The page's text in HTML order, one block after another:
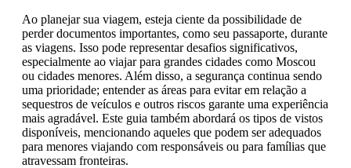
Ao planejar sua viagem, esteja ciente da possibilidade de
perder documentos importantes, como seu passaporte, durante
as viagens. Isso pode representar desafios significativos,
especialmente ao viajar para grandes cidades como Moscou
ou cidades menores. Além disso, a segurança continua sendo
uma prioridade; entender as áreas para evitar em relação a
sequestros de veículos e outros riscos garante uma experiência
mais agradável. Este guia também abordará os tipos de vistos
disponíveis, mencionando aqueles que podem ser adequados
para menores viajando com responsáveis ou para famílias que
atravessam fronteiras.